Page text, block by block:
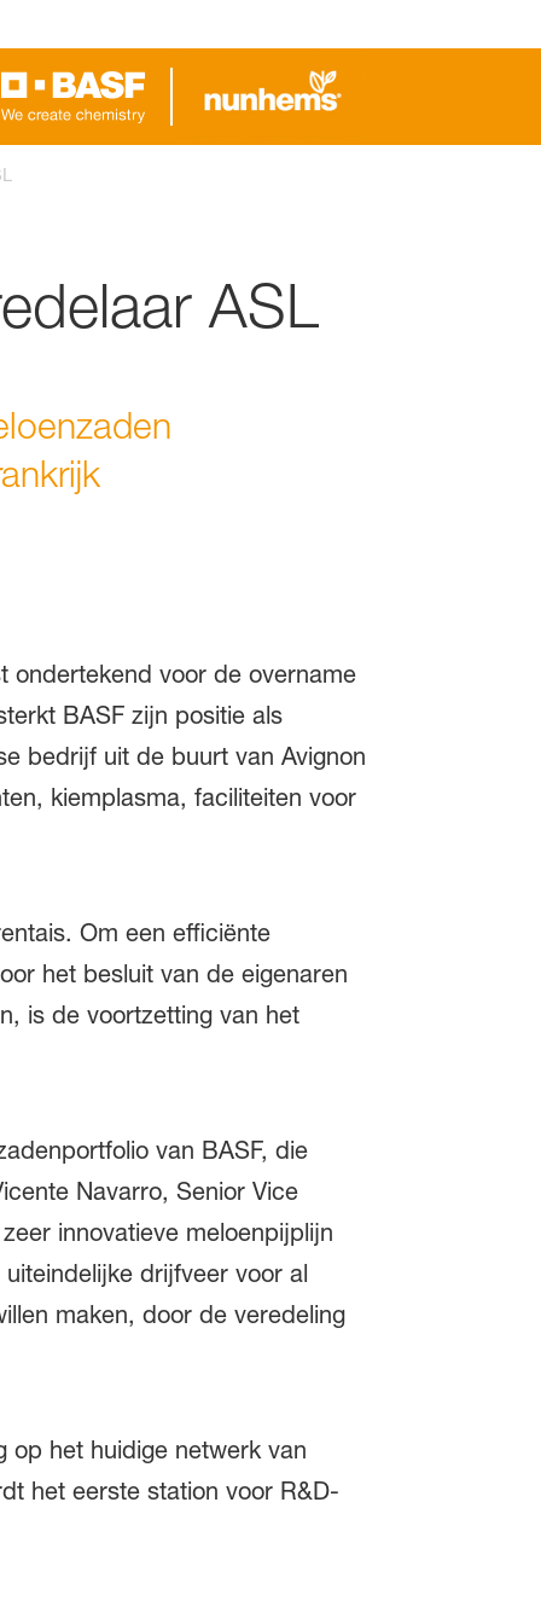
ASL
ondertekend voor de overname
BASF zijn positie als
bedrijf uit de buurt van Avignon
kiemplasma, faciliteiten voor
Om een efficiënte
het besluit van de eigenaren
is de voortzetting van het
van BASF, die
Navarro, Senior Vice
innovatieve meloenpijplijn
drijfveer voor al
maken, door de veredeling
op het huidige netwerk van
het eerste station voor R&D-